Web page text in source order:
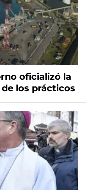
oficializó la
los prácticos